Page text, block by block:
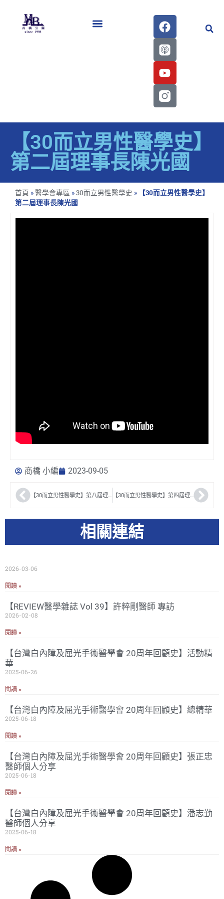
【30而立男性醫學史】
第二屆理事長陳光國
首頁 »醫學會專區 »30而立男性醫學史 »
【30而立男性醫學史】
第二屆理事長陳光國
商橋 小編 2023-09-05
【30而立男性醫學史】第八屆理事長黃志賢、祕書長廖俊厚 【30而立男性醫學史】第四屆理事長黃一勝、秘書長蔡德甫
相關連結
2026-03-06
閱讀 »
【REVIEW醫學雜誌 Vol 39】許粹剛醫師 專訪
2026-02-08
閱讀 »
【台灣白內障及屈光手術醫學會 20周年回顧史】活動精
華
2025-06-26
閱讀 »
【台灣白內障及屈光手術醫學會 20周年回顧史】總精華
2025-06-18
閱讀 »
【台灣白內障及屈光手術醫學會 20周年回顧史】張正忠
醫師個人分享
2025-06-18
閱讀 »
【台灣白內障及屈光手術醫學會 20周年回顧史】潘志勤
醫師個人分享
2025-06-18
閱讀 »